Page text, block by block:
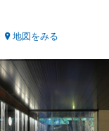
地図をみる